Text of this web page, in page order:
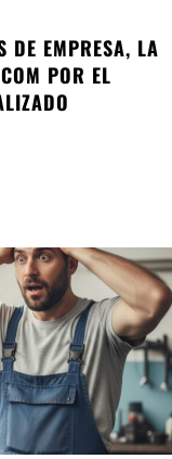
DE EMPRESA, LA
POR EL